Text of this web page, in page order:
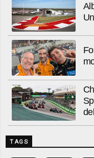
TAGS